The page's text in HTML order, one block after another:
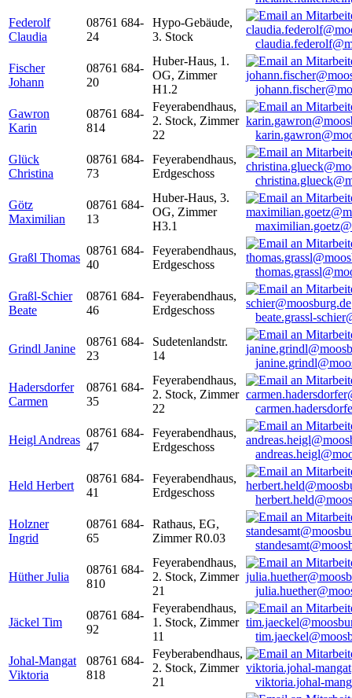
Federolf
Claudia
08761 684-
24
Hypo-Gebäude,
3. Stock
Fischer
Johann
08761 684-
20
Huber-Haus, 1.
OG, Zimmer
H1.2
Gawron
Karin
08761 684-
814
Feyerabendhaus,
2. Stock, Zimmer
22
Glück
Christina
08761 684-
73
Feyerabendhaus,
Erdgeschoss
Götz
Maximilian
08761 684-
13
Huber-Haus, 3.
OG, Zimmer
H3.1
Graßl Thomas
08761 684-
40
Feyerabendhaus,
Erdgeschoss
Graßl-Schier
Beate
08761 684-
46
Feyerabendhaus,
Erdgeschoss
beate.grassl-
Grindl Janine
08761 684-
23
Sudetenlandstr.
14
Hadersdorfer
Carmen
08761 684-
35
Feyerabendhaus,
2. Stock, Zimmer
22
Heigl Andreas
08761 684-
47
Feyerabendhaus,
Erdgeschoss
Held Herbert
08761 684-
41
Feyerabendhaus,
Erdgeschoss
Holzner
Ingrid
08761 684-
65
Rathaus, EG,
Zimmer R0.03
Hüther Julia
08761 684-
810
Feyerabendhaus,
2. Stock, Zimmer
21
Jäckel Tim
08761 684-
92
Feyerabendhaus,
1. Stock, Zimmer
11
Johal-Mangat
Viktoria
08761 684-
818
Feyberabendhaus,
2. Stock, Zimmer
21
viktoria.johal-